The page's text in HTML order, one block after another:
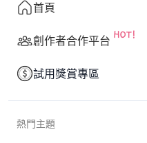
首頁
創作者合作平台
試用獎賞專區
熱門主題